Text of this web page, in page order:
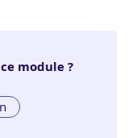
module ?